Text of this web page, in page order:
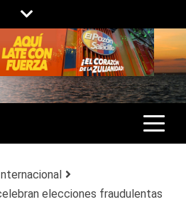
ZULIA, VENEZUELA Y
GENERAL.
elecciones fraudulentas